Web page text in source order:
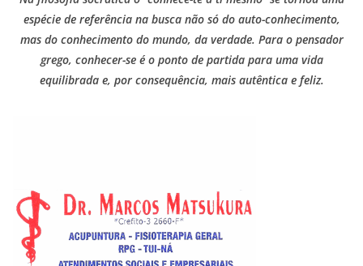
espécie de referência na busca não só do auto-conhecimento,
mas do conhecimento do mundo, da verdade. Para o pensador
grego, conhecer-se é o ponto de partida para uma vida
equilibrada e, por consequência, mais autêntica e feliz.